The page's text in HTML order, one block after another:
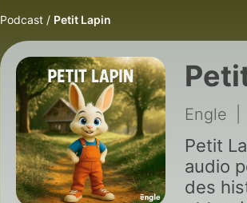
Podcast Petit Lapin
Engle
Petit
audio
des